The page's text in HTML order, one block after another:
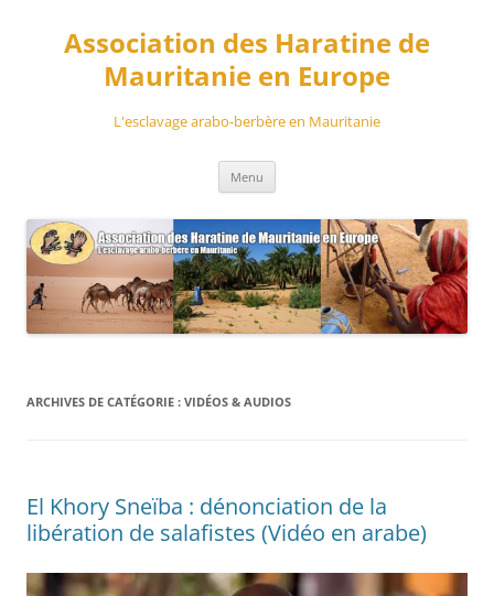
contenuAssociation des Haratine de
Mauritanie en Europe
L'esclavage arabo-berbère en Mauritanie
Menu
ARCHIVES DE CATÉGORIE : VIDÉOS & AUDIOS
El Khory Sneïba : dénonciation de la
libération de salafistes (Vidéo en arabe)
Lecteur